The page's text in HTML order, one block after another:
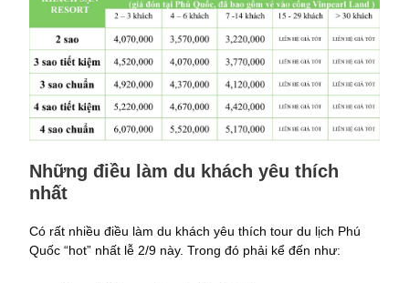
Những điều làm du khách yêu thích
nhất
Có rất nhiều điều làm du khách yêu thích tour du lịch Phú
Quốc “hot” nhất lễ 2/9 này. Trong đó phải kể đến như: